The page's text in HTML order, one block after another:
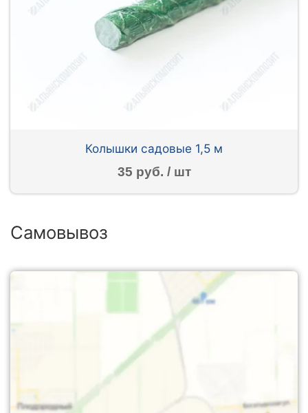
Колышки садовые 1,5 м
35 руб. / шт
Самовывоз